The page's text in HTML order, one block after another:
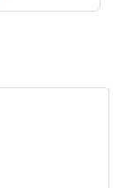
Chứng